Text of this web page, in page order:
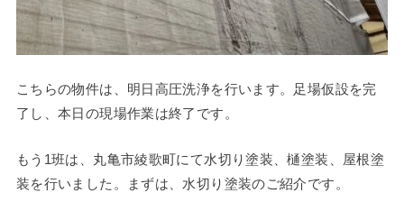
こちらの物件は、明日高圧洗浄を行います。足場仮設を完
了し、本日の現場作業は終了です。
もう1班は、丸亀市綾歌町にて水切り塗装、樋塗装、屋根塗
装を行いました。まずは、水切り塗装のご紹介です。